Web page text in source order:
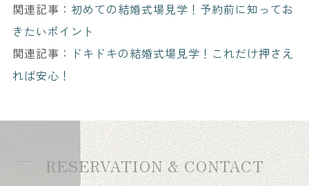
関連記事： 初めての結婚式場見学！予約前に知ってお
きたいポイント
関連記事： ドキドキの結婚式場見学！これだけ押さえ
れば安心！
RESERVATION & CONTACT